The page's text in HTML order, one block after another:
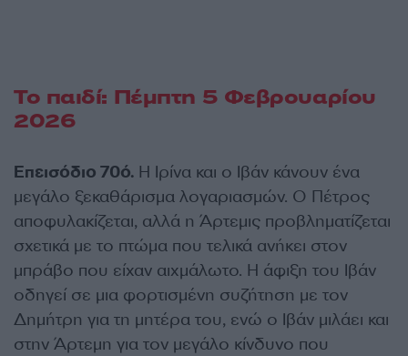
Το παιδί: Πέμπτη 5 Φεβρουαρίου
2026
Eπεισόδιο 70ό. Η Ιρίνα και ο Ιβάν κάνουν ένα
μεγάλο ξεκαθάρισμα λογαριασμών. Ο Πέτρος
αποφυλακίζεται, αλλά η Άρτεμις προβληματίζεται
σχετικά με το πτώμα που τελικά ανήκει στον
μπράβο που είχαν αιχμάλωτο. Η άφιξη του Ιβάν
οδηγεί σε μια φορτισμένη συζήτηση με τον
Δημήτρη για τη μητέρα του, ενώ ο Ιβάν μιλάει και
στην Άρτεμη για τον μεγάλο κίνδυνο που